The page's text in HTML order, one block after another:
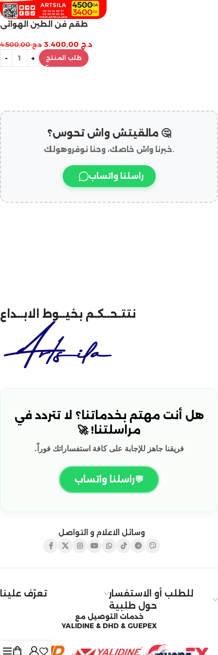
طقم فن الطين الهوائي
د.ج4.500,00 د.ج
طلب المنتج
مالقيتش واش تحوس؟ 🤔
خبرنا واش خاصك، وحنا نوفروهولك.
راسلنا واتساب
نتتـحــكـم بخيــوط الابــداع
هل أنت مهتم بخدماتنا؟ لا تتردد في
مراسلتنا! 🚀
فريقنا جاهز للإجابة على كافة استفساراتك فوراً.
💬راسلنا واتساب
وسائل الاعلام و التواصل
تعرّف علينا
للطلب أو الاستفسار
حول طلبية
خدمات التوصيل مع
YALIDINE & DHD & GUEPEX